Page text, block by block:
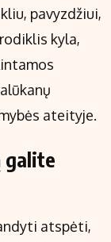
pavyzdžiui,
kyla,
ateityje.
galite
atspėti,